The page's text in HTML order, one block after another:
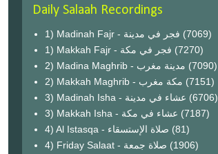
Daily Salaah Recordings
1) Madinah Fajr - فجر في مدينة (7069)
1) Makkah Fajr - فجر في مكة (7270)
2) Madina Maghrib - مدينة مغرب (7090)
2) Makkah Maghrib - مكة مغرب (7151)
3) Madinah Isha - عشاء في مدينة (6706)
3) Makkah Isha - عشاء في مكة (7187)
4) Al Istasqa - صلاة الإستسقاء (81)
4) Friday Salaat - صلاة جمعة (1906)